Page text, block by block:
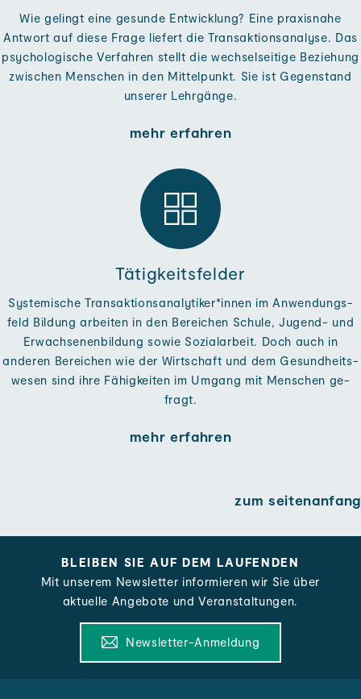
Wie ge­lingt eine gesunde Entwicklung? Eine praxis­nahe
Antwort auf diese Frage liefert die Transaktions­analyse. Das
psycho­logische Ver­fahren stellt die wechsel­seitige Beziehung
zwischen Menschen in den Mittel­punkt. Sie ist Gegen­stand
unserer Lehr­gänge.
mehr erfahren
Tätigkeitsfelder
Systemische Transaktions­analytiker*innen im Anwendungs­
feld Bildung arbeiten in den Bereichen Schule, Jugend- und
Erwachsenen­bildung so­wie Sozial­arbeit. Doch auch in
anderen Bereichen wie der Wirt­schaft und dem Gesundheits­
wesen sind ihre Fähig­keiten im Um­gang mit Menschen ge­
fragt.
mehr erfahren
zum seitenanfang
BLEIBEN SIE AUF DEM LAUFENDEN
Mit unserem News­letter informieren wir Sie über
aktuelle Angebote und Veranstaltungen.
Newsletter-Anmeldung